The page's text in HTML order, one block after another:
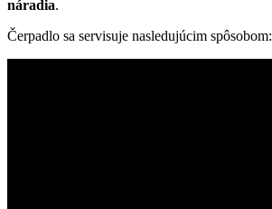
náradia.
Čerpadlo sa servisuje nasledujúcim spôsobom: